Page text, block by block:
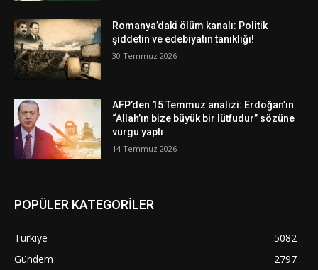
Romanya’daki ölüm kanalı: Politik
şiddetin ve edebiyatın tanıklığı!
30 Temmuz 2026
AFP’den 15 Temmuz analizi: Erdoğan’ın
“Allah’ın bize büyük bir lütfudur” sözüne
vurgu yaptı
14 Temmuz 2026
POPÜLER KATEGORİLER
Türkiye
5082
Gündem
2797